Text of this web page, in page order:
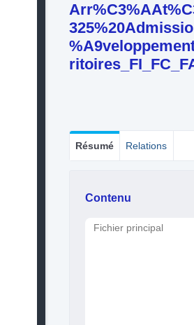
Résumé Relations
Contenu
Fichier principal